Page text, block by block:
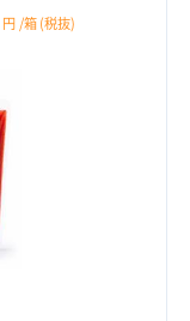
円 /箱 (税抜)